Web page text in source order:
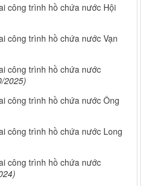
công trình hồ chứa nước Hội
công trình hồ chứa nước Vạn
công trình hồ chứa nước
2025)
công trình hồ chứa nước Ông
công trình hồ chứa nước Long
công trình hồ chứa nước